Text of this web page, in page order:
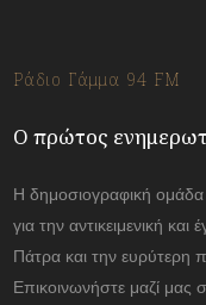
Ράδιο Γάμμα 94 FM
Ο πρώτος
Η δημοσιογραφική ομάδα
για την αντικειμενική
Πάτρα και την ευρύτερη
Επικοινωνήστε μαζί